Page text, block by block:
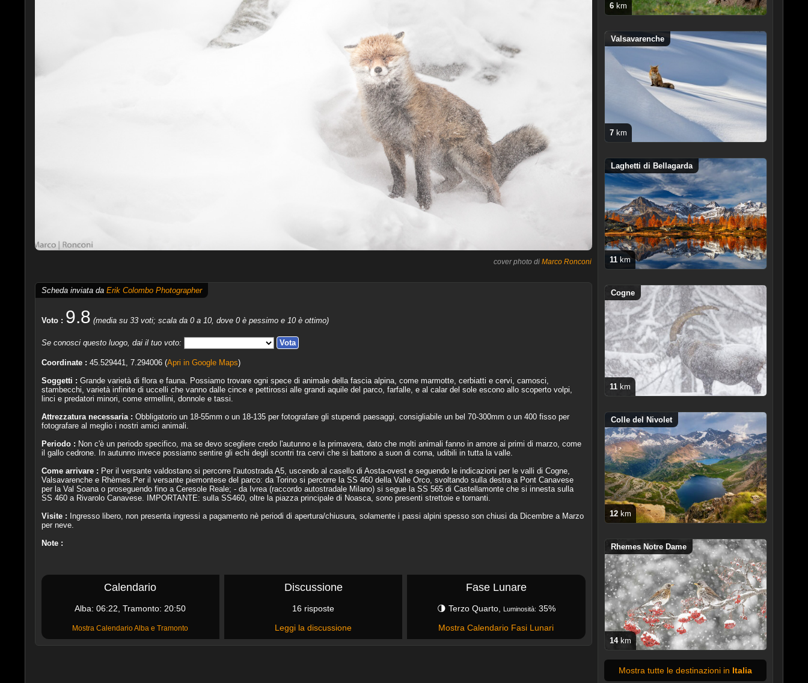
cover photo di Marco Ronconi
Scheda inviata da Erik Colombo Photographer
Voto : 9.8 (media su 33 voti; scala da 0 a 10, dove 0 è pessimo e 10 è ottimo)
Se conosci questo luogo, dai il tuo voto:
Coordinate : 45.529441, 7.294006 (Apri in Google Maps)
Soggetti : Grande varietà di flora e fauna. Possiamo trovare ogni spece di animale della fascia alpina, come marmotte, cerbiatti e cervi, camosci,
stambecchi, varietà infinite di uccelli che vanno dalle cince e pettirossi alle grandi aquile del parco, farfalle, e al calar del sole escono allo scoperto volpi,
linci e predatori minori, come ermellini, donnole e tassi.
Attrezzatura necessaria : Obbligatorio un 18-55mm o un 18-135 per fotografare gli stupendi paesaggi, consigliabile un bel 70-300mm o un 400 fisso per
fotografare al meglio i nostri amici animali.
Periodo : Non c'è un periodo specifico, ma se devo scegliere credo l'autunno e la primavera, dato che molti animali fanno in amore ai primi di marzo, come
il gallo cedrone. In autunno invece possiamo sentire gli echi degli scontri tra cervi che si battono a suon di corna, udibili in tutta la valle.
Come arrivare : Per il versante valdostano si percorre l'autostrada A5, uscendo al casello di Aosta-ovest e seguendo le indicazioni per le valli di Cogne,
Valsavarenche e Rhèmes.Per il versante piemontese del parco: da Torino si percorre la SS 460 della Valle Orco, svoltando sulla destra a Pont Canavese
per la Val Soana o proseguendo fino a Ceresole Reale; - da Ivrea (raccordo autostradale Milano) si segue la SS 565 di Castellamonte che si innesta sulla
SS 460 a Rivarolo Canavese. IMPORTANTE: sulla SS460, oltre la piazza principale di Noasca, sono presenti strettoie e tornanti.
Visite : Ingresso libero, non presenta ingressi a pagamento nè periodi di apertura/chiusura, solamente i passi alpini spesso son chiusi da Dicembre a Marzo
per neve.
Note :
Calendario
Alba: 06:22, Tramonto: 20:50
Mostra Calendario Alba e Tramonto
Discussione
16 risposte
Leggi la discussione
Fase Lunare
🌗 Terzo Quarto, Luminosità: 35%
Mostra Calendario Fasi Lunari
6km
Valsavarenche
7km
Laghetti di Bellagarda
11km
Cogne
11km
Colle del Nivolet
12km
Rhemes Notre Dame
14km
Mostra tutte le destinazioni in Italia